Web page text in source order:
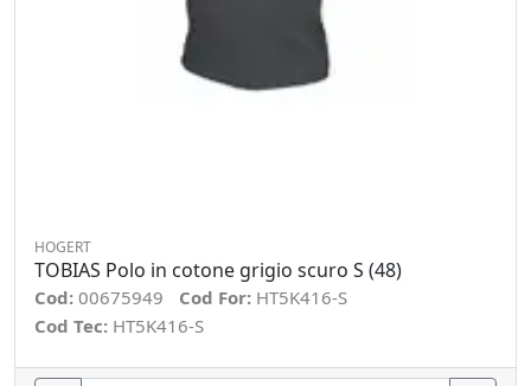
HOGERT
TOBIAS Polo in cotone grigio scuro S (48)
Cod: 00675949 Cod For: HT5K416-S
Cod Tec: HT5K416-S